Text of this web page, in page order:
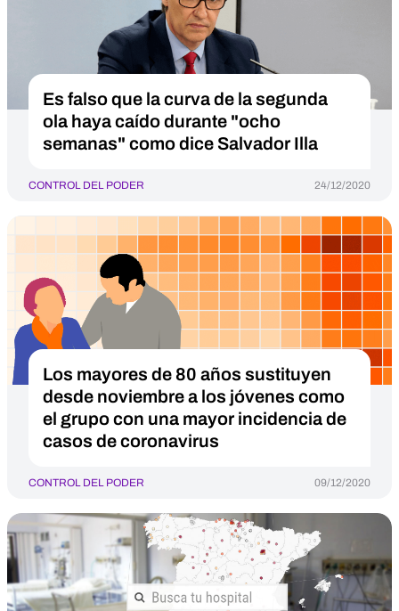
Es falso que la curva de la segunda
ola haya caído durante "ocho
semanas" como dice Salvador Illa
CONTROL DEL PODER 24/12/2020
Los mayores de 80 años sustituyen
desde noviembre a los jóvenes como
el grupo con una mayor incidencia de
casos de coronavirus
CONTROL DEL PODER 09/12/2020